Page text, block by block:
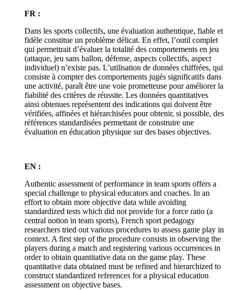
FR :
Dans les sports collectifs, une évaluation authentique, fiable et
fidèle constitue un problème délicat. En effet, l’outil complet
qui permettrait d’évaluer la totalité des comportements en jeu
(attaque, jeu sans ballon, défense, aspects collectifs, aspect
individuel) n’existe pas. L’utilisation de données chiffrées, qui
consiste à compter des comportements jugés significatifs dans
une activité, paraît être une voie prometteuse pour améliorer la
fiabilité des critères de réussite. Les données quantitatives
ainsi obtenues représentent des indications qui doivent être
vérifiées, affinées et hiérarchisées pour obtenir, si possible, des
références standardisées permettant de construire une
évaluation en éducation physique sur des bases objectives.
EN :
Authentic assessment of performance in team sports offers a
special challenge to physical educators and coaches. In an
effort to obtain more objective data while avoiding
standardized tests which did not provide for a force ratio (a
central notion in team sports), French sport pedagogy
researchers tried out various procedures to assess game play in
context. A first step of the procedure consists in observing the
players during a match and registering various occurrences in
order to obtain quantitative data on the game play. These
quantitative data obtained must be refined and hierarchized to
construct standardized references for a physical education
assessment on objective bases.